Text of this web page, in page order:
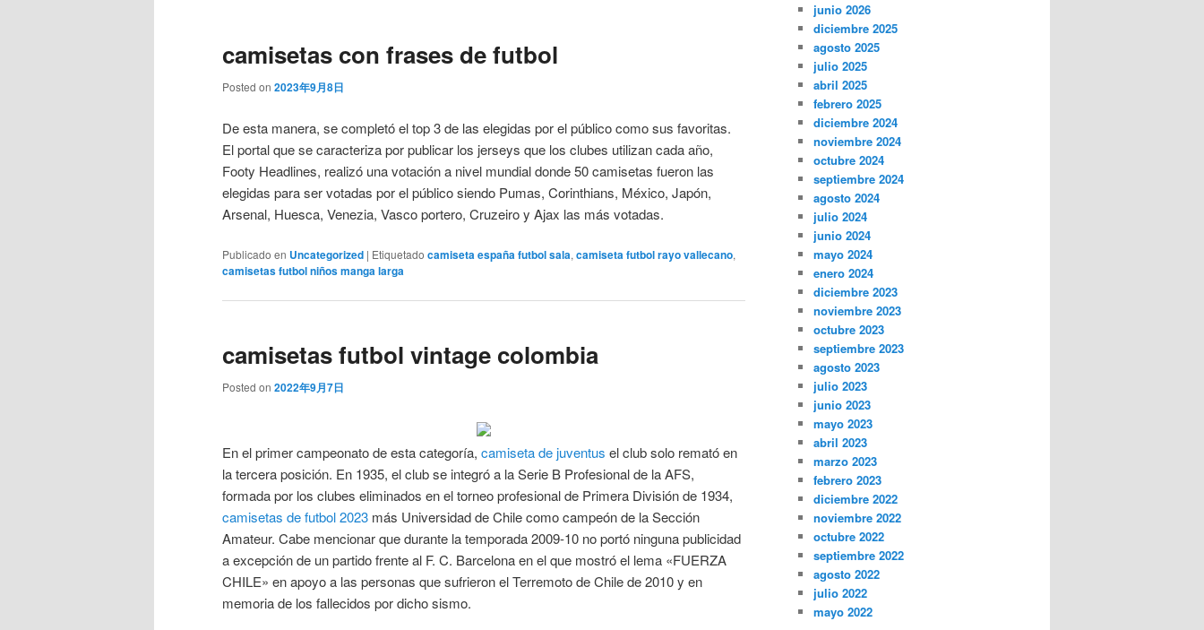
camisetas con frases de futbol
Posted on 2023年9月8日
De esta manera, se completó el top 3 de las elegidas por el público como sus favoritas.
El portal que se caracteriza por publicar los jerseys que los clubes utilizan cada año,
Footy Headlines, realizó una votación a nivel mundial donde 50 camisetas fueron las
elegidas para ser votadas por el público siendo Pumas, Corinthians, México, Japón,
Arsenal, Huesca, Venezia, Vasco portero, Cruzeiro y Ajax las más votadas.
Publicado en Uncategorized | Etiquetado camiseta españa futbol sala, camiseta futbol rayo vallecano,
camisetas futbol niños manga larga
camisetas futbol vintage colombia
Posted on 2022年9月7日
En el primer campeonato de esta categoría, camiseta de juventus el club solo remató en
la tercera posición. En 1935, el club se integró a la Serie B Profesional de la AFS,
formada por los clubes eliminados en el torneo profesional de Primera División de 1934,
camisetas de futbol 2023 más Universidad de Chile como campeón de la Sección
Amateur. Cabe mencionar que durante la temporada 2009-10 no portó ninguna publicidad
a excepción de un partido frente al F. C. Barcelona en el que mostró el lema «FUERZA
CHILE» en apoyo a las personas que sufrieron el Terremoto de Chile de 2010 y en
memoria de los fallecidos por dicho sismo.
junio 2026
diciembre 2025
agosto 2025
julio 2025
abril 2025
febrero 2025
diciembre 2024
noviembre 2024
octubre 2024
septiembre 2024
agosto 2024
julio 2024
junio 2024
mayo 2024
enero 2024
diciembre 2023
noviembre 2023
octubre 2023
septiembre 2023
agosto 2023
julio 2023
junio 2023
mayo 2023
abril 2023
marzo 2023
febrero 2023
diciembre 2022
noviembre 2022
octubre 2022
septiembre 2022
agosto 2022
julio 2022
mayo 2022